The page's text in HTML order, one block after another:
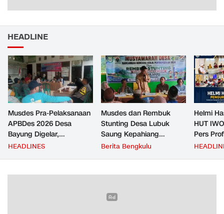
HEADLINE
Musdes Pra-Pelaksanaan
APBDes 2026 Desa
Bayung Digelar,
Pemerintah Desa
HEADLINES
Musdes dan Rembuk
Stunting Desa Lubuk
Saung Kepahiang
Tetapkan Prioritas RKP
Penurunan Stunting
Berita Bengkulu
Helmi
HUT
Pers